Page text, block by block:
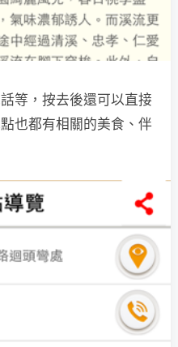
等，按去後還可以直接
也都有相關的美食、伴